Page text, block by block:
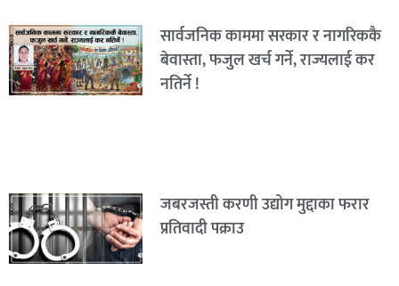
सार्वजनिक काममा सरकार र नागरिककै
बेवास्ता, फजुल खर्च गर्ने, राज्यलाई कर
नतिर्ने !
जबरजस्ती करणी उद्योग मुद्दाका फरार
प्रतिवादी पक्राउ